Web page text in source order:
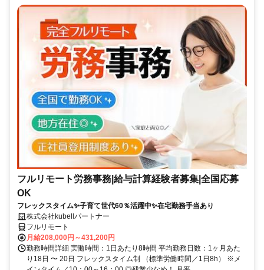
フルリモート労務事務|給与計算経験者募集|全国応募
OK
フレックスタイム✨子育て世代60％活躍中✨在宅勤務手当あり
株式会社kubellパートナー
フルリモート
月給208,000円～431,200円
勤務時間詳細 実働時間：1日あたり8時間 平均勤務日数：1ヶ月あた
り18日 〜 20日 フレックスタイム制 （標準労働時間／1日8h） ※メ